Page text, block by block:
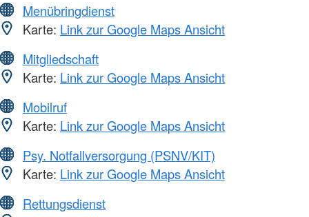
Menübringdienst
Karte: Link zur Google Maps Ansicht
Mitgliedschaft
Karte: Link zur Google Maps Ansicht
Mobilruf
Karte: Link zur Google Maps Ansicht
Psy. Notfallversorgung (PSNV/KIT)
Karte: Link zur Google Maps Ansicht
Rettungsdienst